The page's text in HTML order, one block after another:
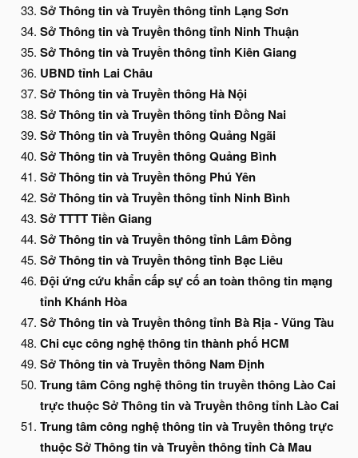
Sở Thông tin và Truyền thông tỉnh Lạng Sơn
Sở Thông tin và Truyền thông tỉnh Ninh Thuận
Sở Thông tin và Truyền thông tỉnh Kiên Giang
UBND tỉnh Lai Châu
Sở Thông tin và Truyền thông Hà Nội
Sở Thông tin và Truyền thông tỉnh Đồng Nai
Sở Thông tin và Truyền thông Quảng Ngãi
Sở Thông tin và Truyền thông Quảng Bình
Sở Thông tin và Truyền thông Phú Yên
Sở Thông tin và Truyền thông tỉnh Ninh Bình
Sở TTTT Tiền Giang
Sở Thông tin và Truyền thông tỉnh Lâm Đồng
Sở Thông tin và Truyền thông tỉnh Bạc Liêu
Đội ứng cứu khẩn cấp sự cố an toàn thông tin mạng
tỉnh Khánh Hòa
Sở Thông tin và Truyền thông tỉnh Bà Rịa - Vũng Tàu
Chi cục công nghệ thông tin thành phố HCM
Sở Thông tin và Truyền thông Nam Định
Trung tâm Công nghệ thông tin truyền thông Lào Cai
trực thuộc Sở Thông tin và Truyền thông tỉnh Lào Cai
Trung tâm công nghệ thông tin và Truyền thông trực
thuộc Sở Thông tin và Truyền thông tỉnh Cà Mau